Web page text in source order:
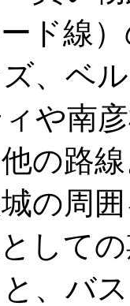
ード線
、ベ
や南
の路
の周
して
、バ